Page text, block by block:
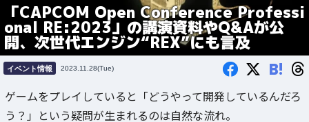
「CAPCOM Open Conference Professi
onal RE:2023」の講演資料やQ&Aが公
開、次世代エンジン“REX”にも言及
イベント情報 2023.11.28(Tue) B!
ゲームをプレイしていると「どうやって開発しているんだろ
う？」という疑問が生まれるのは自然な流れ。